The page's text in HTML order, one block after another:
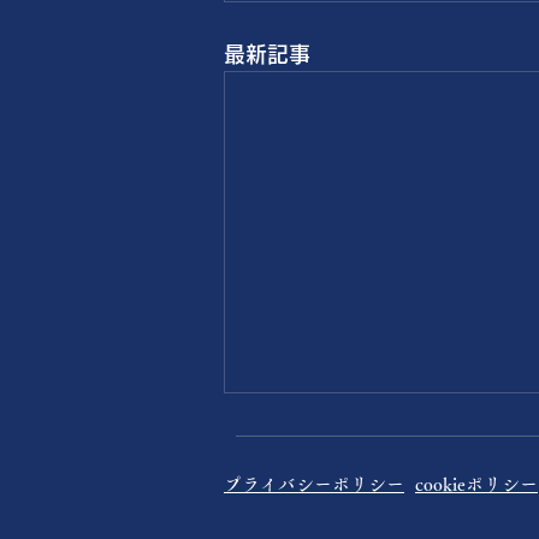
最新記事
cookieポリシー
プライバシーポリシー